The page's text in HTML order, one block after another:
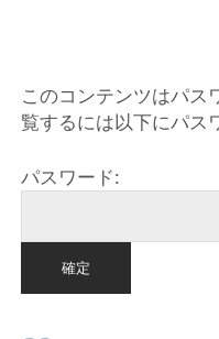
このコンテンツはパス
覧するには以下にパス
パスワード: